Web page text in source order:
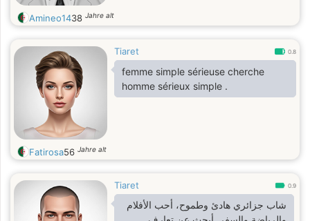
Amineo1438 Jahre alt
Tiaret 0.8
femme simple sérieuse cherche
homme sérieux simple .
Fatirosa56 Jahre alt
Tiaret 0.9
شاب جزائري هادئ وطموح، أحب الأفلام